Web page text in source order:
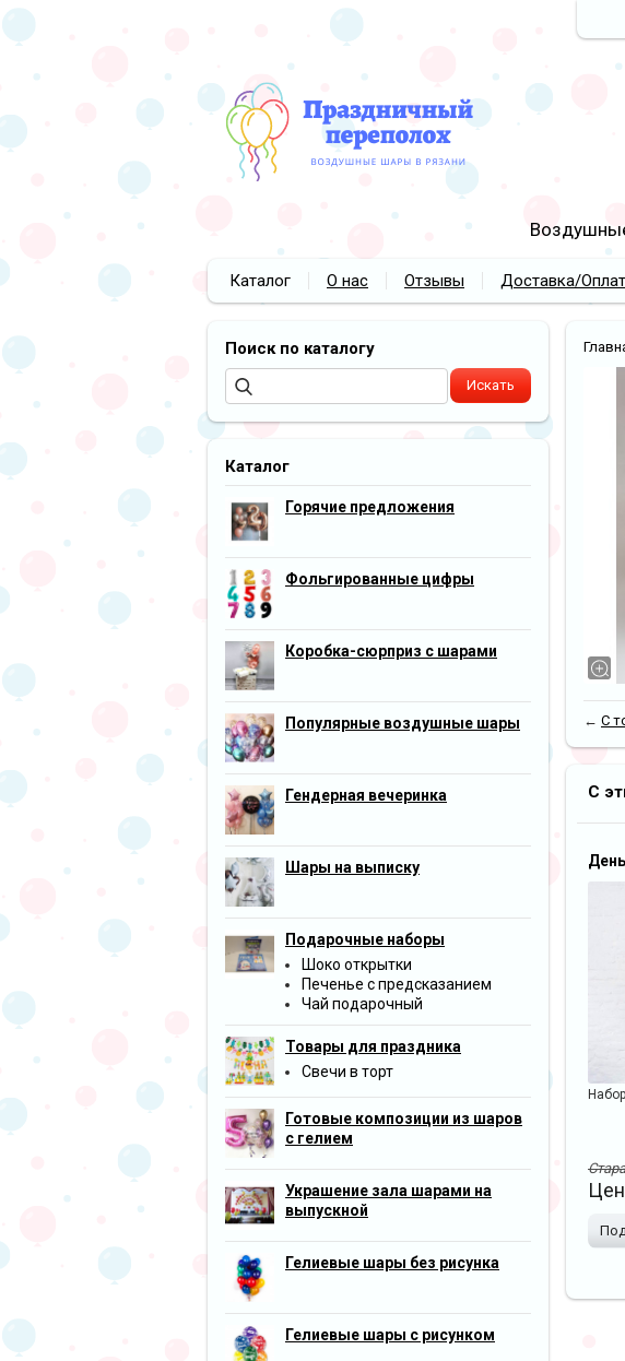
Каталог О нас Отзывы Доставка/
Поиск по каталогу
Каталог
Горячие предложения
Фольгированные цифры
Коробка-сюрприз с шарами
Популярные воздушные шары
Гендерная вечеринка
Шары на выписку
Подарочные наборы
Шоко открытки
Печенье с предсказанием
Чай подарочный
Товары для праздника
Свечи в торт
Готовые композиции из шаров
с гелием
Украшение зала шарами на
выпускной
Гелиевые шары без рисунка
Гелиевые шары с рисунком
← С
С